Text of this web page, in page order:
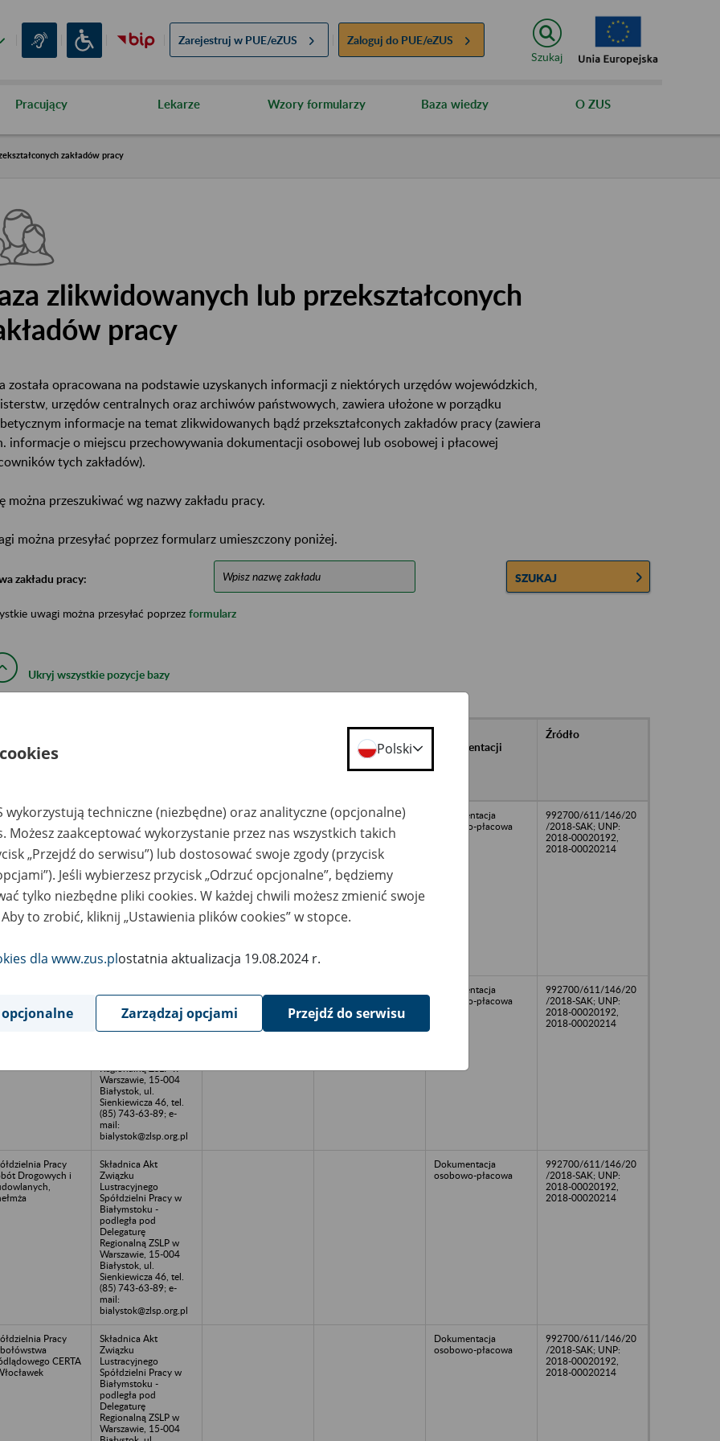
Zarejestruj w PUE/eZUS Zaloguj do PUE/eZUS
Szukaj
Pracujący Lekarze Wzory formularzy Baza wiedzy O ZUS
zakładów pracy
zlikwidowanych lub przekształconych
pracy
została opracowana na podstawie uzyskanych informacji z niektórych urzędów wojewódzkich,
urzędów centralnych oraz archiwów państwowych, zawiera ułożone w porządku
informacje na temat zlikwidowanych bądź przekształconych zakładów pracy (zawiera
informacje o miejscu przechowywania dokumentacji osobowej lub osobowej i płacowej
tych zakładów).
można przeszukiwać wg nazwy zakładu pracy.
można przesyłać poprzez formularz umieszczony poniżej.
zakładu pracy: SZUKAJ
uwagi można przesyłać poprzez formularz
Ukryj wszystkie pozycje bazy
pracy
Daty krańcowe
dokumentacji
przechowywanej w
archiwach
dokumentacji
Źródło
Pracy
i
INSTAL -
Składnica Akt
Lustracyjnego
Spółdzielni Pracy w
Białymstoku -
podległa pod
Delegaturę
Regionalną ZSLP w
Warszawie, 15-004
Białystok, ul.
Sienkiewicza 46, tel.
bialystok@zlsp.org.pl
Dokumentacja
osobowo-płacowa
992700/611/146/20
/2018-SAK; UNP:
2018-00020192,
2018-00020214
Lustracyjnego
Spółdzielni Pracy w
Białymstoku -
Regionalną ZSLP w
Warszawie, 15-004
Białystok, ul.
Sienkiewicza 46, tel.
(85) 743-63-89; e-
mail:
bialystok@zlsp.org.pl
Dokumentacja
osobowo-płacowa
992700/611/146/20
/2018-SAK; UNP:
2018-00020192,
2018-00020214
Pracy
Drogowych i
Składnica Akt
Związku
Lustracyjnego
Spółdzielni Pracy w
Białymstoku -
podległa pod
Delegaturę
Regionalną ZSLP w
Warszawie, 15-004
Białystok, ul.
Sienkiewicza 46, tel.
(85) 743-63-89; e-
mail:
bialystok@zlsp.org.pl
Dokumentacja
osobowo-płacowa
992700/611/146/20
/2018-SAK; UNP:
2018-00020192,
2018-00020214
Pracy
CERTA
Składnica Akt
Związku
Lustracyjnego
Spółdzielni Pracy w
Białymstoku -
podległa pod
Delegaturę
Regionalną ZSLP w
Warszawie, 15-004
Dokumentacja
osobowo-płacowa
992700/611/146/20
/2018-SAK; UNP:
2018-00020192,
2018-00020214
Polski
wykorzystują techniczne (niezbędne) oraz analityczne (opcjonalne)
Możesz zaakceptować wykorzystanie przez nas wszystkich takich
„Przejdź do serwisu”) lub dostosować swoje zgody (przycisk
Jeśli wybierzesz przycisk „Odrzuć opcjonalne”, będziemy
tylko niezbędne pliki cookies. W każdej chwili możesz zmienić swoje
to zrobić, kliknij „Ustawienia plików cookies” w stopce.
dla www.zus.plostatnia aktualizacja 19.08.2024 r.
Zarządzaj opcjami Przejdź do serwisu